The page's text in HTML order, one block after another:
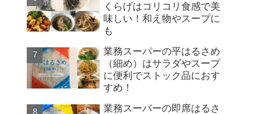
くらげはコリコリ食感で美
味しい！和え物やスープに
も
業務スーパーの平はるさめ
（細め）はサラダやスープ
に便利でストック品におす
すめ！
業務スーパーの即席はるさ